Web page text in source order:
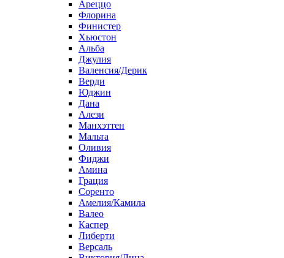
Ареццо
Флорина
Финистер
Хьюстон
Альба
Джулия
Валенсия/Дерик
Верди
Юджин
Дана
Алези
Манхэттен
Мальта
Оливия
Фиджи
Амина
Грация
Соренто
Амелия/Камила
Валео
Каспер
Либерти
Версаль